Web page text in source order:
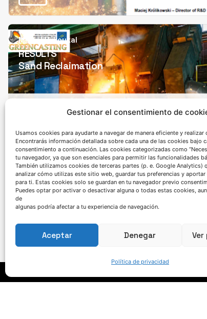
Gestionar el consentimiento de
Usamos cookies para ayudarte a navegar de manera eficiente y realizar
Encontrarás información detallada sobre cada una de las cookies bajo
consentimiento a continuación. Las cookies categorizadas como
tu navegador, ya que son esenciales para permitir las funcionalidades
También utilizamos cookies de terceras partes (p. e. Google Analytics)
analizar cómo utilizas este sitio web, guardar tus preferencias y
para ti. Estas cookies solo se guardan en tu navegador previo
Puedes optar por activar o desactivar alguna o todas estas cookies,
de
algunas podría afectar a tu experiencia de navegación.
Aceptar Denegar
Política de privacidad
Michal Vykoukal
RESULTS
Sand Reclaimation
Este evento forma parte de la diseminación de
programa LIFE de la Unión Europea en virtud del
Green Casting ha reunido a 16 socios de 8 países,
demostrar que el uso de aglomerantes inorgánicos